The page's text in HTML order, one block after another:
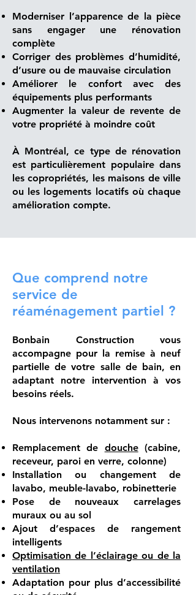
Moderniser l’apparence de la pièce
sans engager une rénovation
complète
Corriger des problèmes d’humidité,
d’usure ou de mauvaise circulation
Améliorer le confort avec des
équipements plus performants
Augmenter la valeur de revente de
votre propriété à moindre coût
À Montréal, ce type de rénovation
est particulièrement populaire dans
les copropriétés, les maisons de ville
ou les logements locatifs où chaque
amélioration compte.
Que comprend notre
service de
réaménagement partiel ?
Bonbain Construction vous
accompagne pour la remise à neuf
partielle de votre salle de bain, en
adaptant notre intervention à vos
besoins réels.
Nous intervenons notamment sur :
Remplacement de douche (cabine,
receveur, paroi en verre, colonne)
Installation ou changement de
lavabo, meuble-lavabo, robinetterie
Pose de nouveaux carrelages
muraux ou au sol
Ajout d’espaces de rangement
intelligents
Optimisation de l’éclairage ou de la
ventilation
Adaptation pour plus d’accessibilité